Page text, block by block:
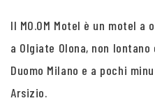
Il MO.OM Motel è un motel a
a Olgiate Olona, non
Duomo Milano e a pochi
Arsizio.